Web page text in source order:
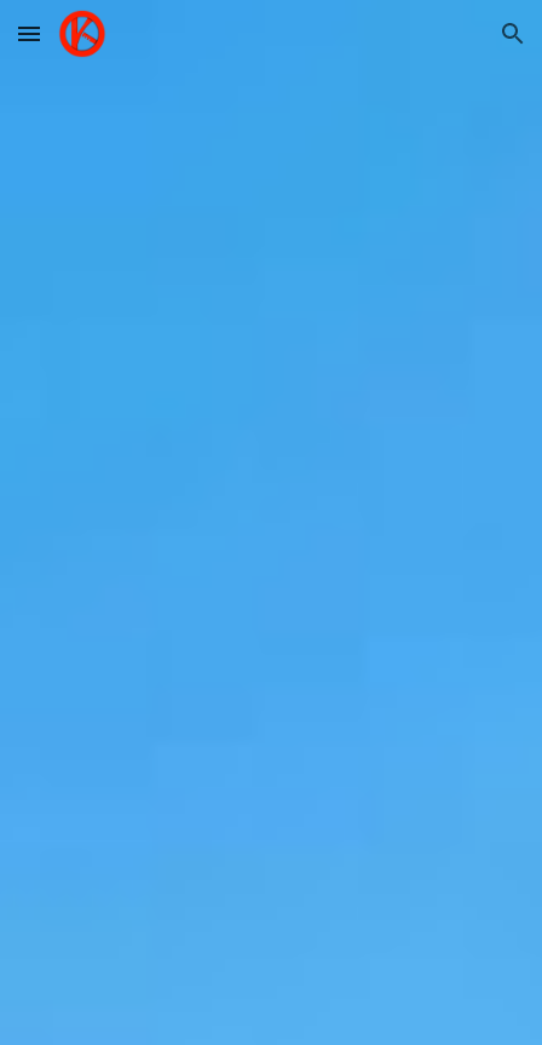
Skip to main content Skip to navigation